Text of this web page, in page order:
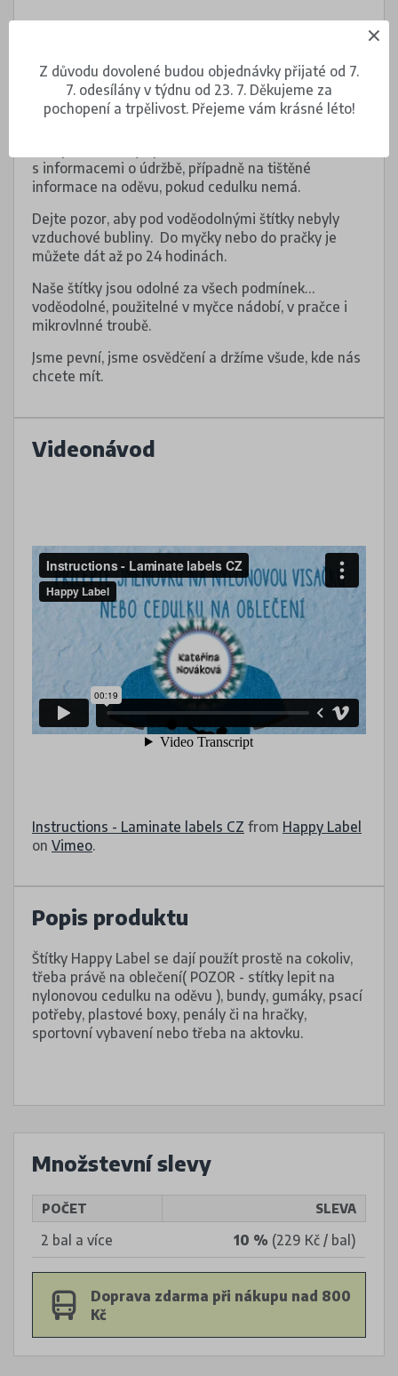
Štítky vhodné do myčky nádobí nalepte na čistý,
suchý a hladký povrch.
s informacemi o údržbě, případně na tištěné
informace na oděvu, pokud cedulku nemá.
Dejte pozor, aby pod voděodolnými štítky nebyly
vzduchové bubliny. Do myčky nebo do pračky je
můžete dát až po 24 hodinách.
Naše štítky jsou odolné za všech podmínek…
voděodolné, použitelné v myčce nádobí, v pračce i
mikrovlnné troubě.
Jsme pevní, jsme osvědčení a držíme všude, kde nás
chcete mít.
Videonávod
Instructions - Laminate labels CZ from Happy Label
on Vimeo
Popis produktu
Štítky Happy Label se dají použít prostě na cokoliv,
třeba právě na oblečení( POZOR - stítky lepit na
nylonovou cedulku na oděvu ), bundy, gumáky, psací
potřeby, plastové boxy, penály či na hračky,
sportovní vybavení nebo třeba na aktovku.
Množstevní slevy
POČET SLEVA
2 bal a více 10 % (229 Kč / bal)
Doprava zdarma při nákupu nad 800
Kč
Z důvodu dovolené budou objednávky přijaté od 7.
7. odesílány v týdnu od 23. 7. Děkujeme za
pochopení a trpělivost. Přejeme vám krásné léto!